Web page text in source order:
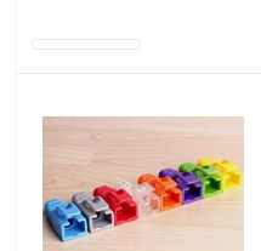
В наличии